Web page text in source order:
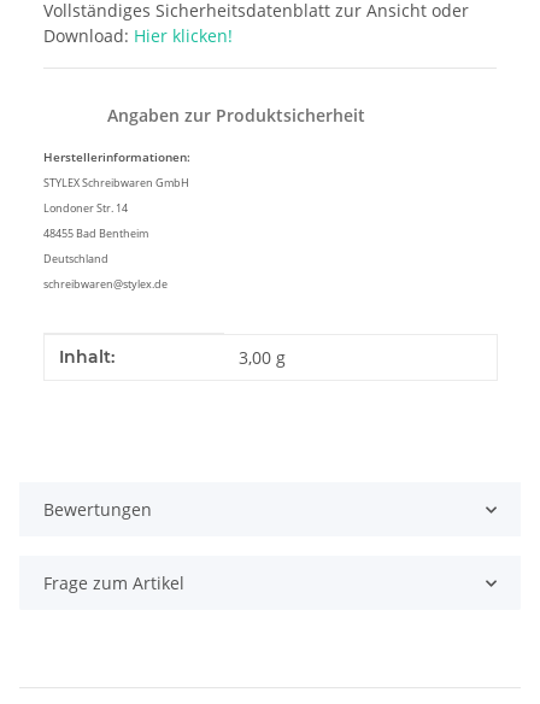
Vollständiges Sicherheitsdatenblatt zur Ansicht oder
Download: Hier klicken!
Angaben zur Produktsicherheit
Herstellerinformationen:
STYLEX Schreibwaren GmbH
Londoner Str. 14
48455 Bad Bentheim
Deutschland
schreibwaren@stylex.de
Produkteigenschaft
Wert
Inhalt: 3,00 g
Bewertungen
Frage zum Artikel